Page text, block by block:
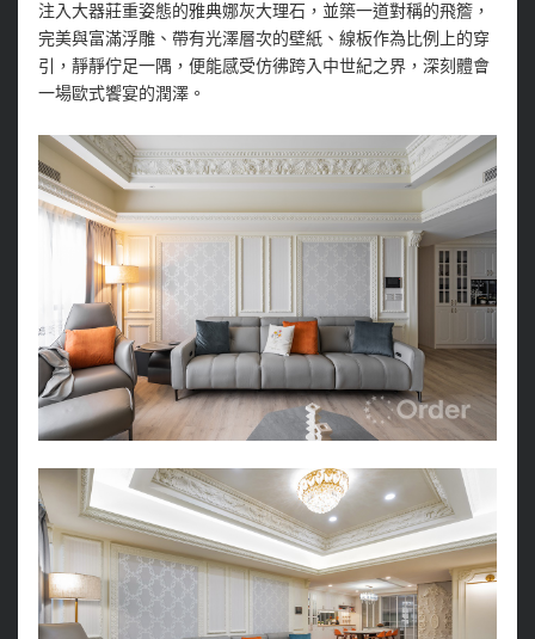
注入大器莊重姿態的雅典娜灰大理石，並築一道對稱的飛簷，
完美與富滿浮雕、帶有光澤層次的壁紙、線板作為比例上的穿
引，靜靜佇足一隅，便能感受仿彿跨入中世紀之界，深刻體會
一場歐式饗宴的潤澤。